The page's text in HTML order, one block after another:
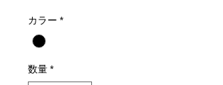
カラー *
数量 *